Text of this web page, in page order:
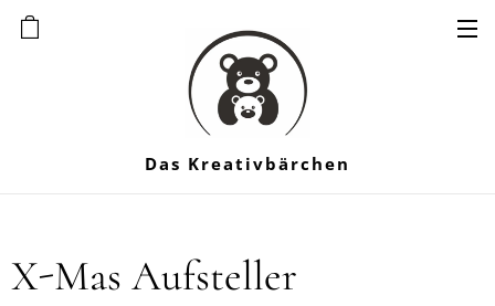
Das Kreativbärchen
X-Mas Aufsteller